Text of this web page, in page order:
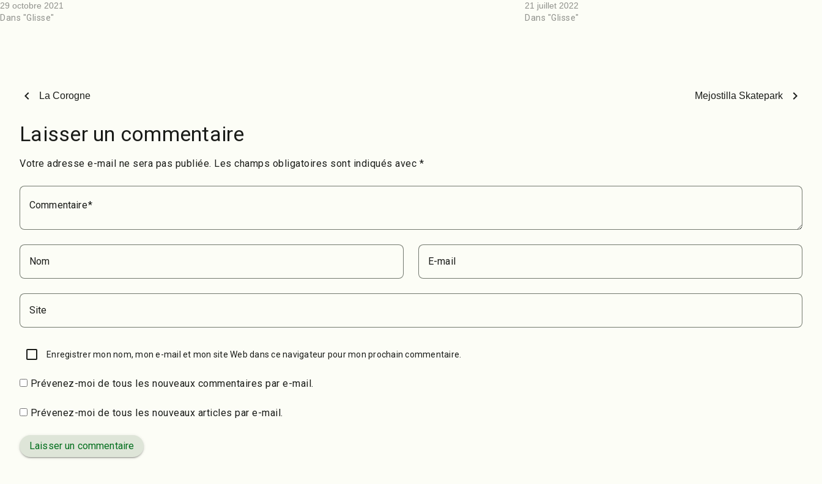
29 octobre 2021
Dans "Glisse"
21 juillet 2022
Dans "Glisse"
chevron_left La Corogne Mejostilla Skatepark chevron_right
Laisser un commentaire
Votre adresse e-mail ne sera pas publiée. Les champs obligatoires sont indiqués avec *
Commentaire
Nom E-mail
Site
Enregistrer mon nom, mon e-mail et mon site Web dans ce navigateur pour mon prochain commentaire.
Prévenez-moi de tous les nouveaux commentaires par e-mail.
Prévenez-moi de tous les nouveaux articles par e-mail.
Laisser un commentaire